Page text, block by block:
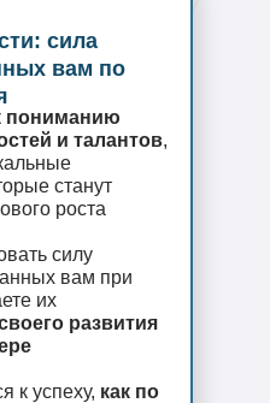
сила
вам по
пониманию
и талантов,
станут
роста
силу
вам при
их
развития
к успеху, как по